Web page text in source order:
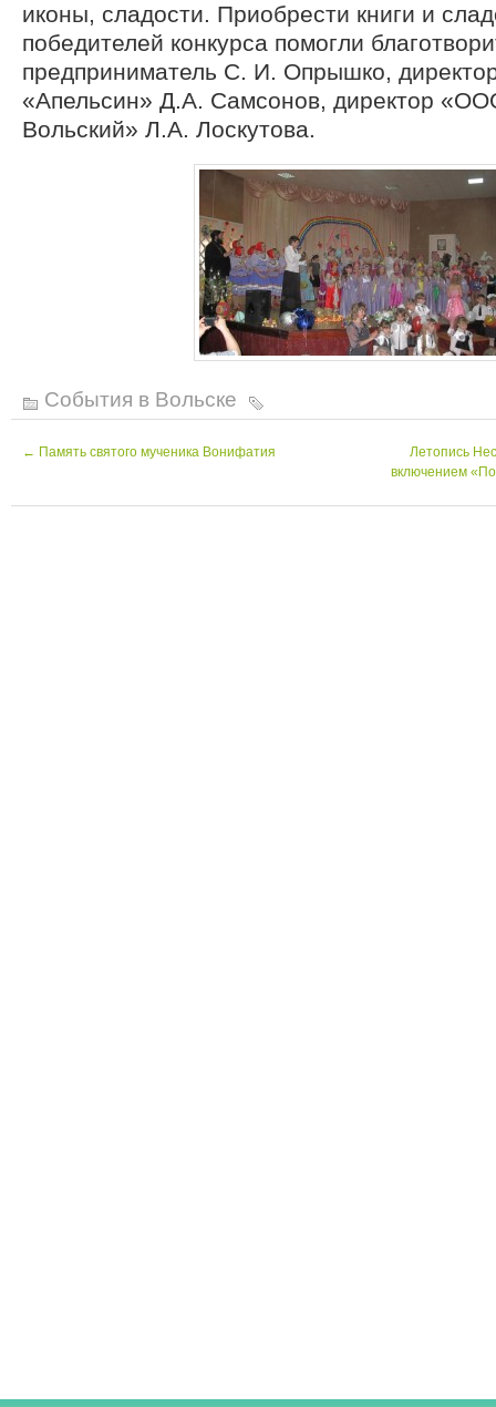
иконы, сладости. Приобрести книги и
победителей конкурса помогли
предприниматель С. И. Опрышко,
«Апельсин» Д.А. Самсонов, директор
Вольский» Л.А. Лоскутова.
События в Вольске
← Память святого мученика Вонифатия
Летопись
включением